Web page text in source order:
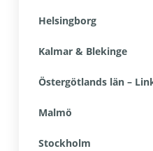
Helsingborg
Kalmar & Blekinge
Östergötlands län –
Malmö
Stockholm